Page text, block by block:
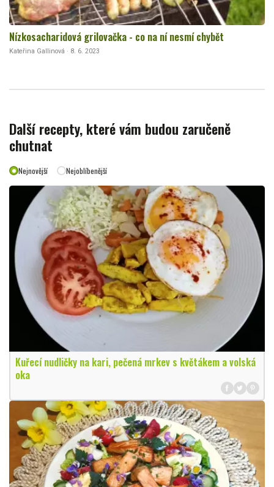
Nízkosacharidová grilovačka - co na ní nesmí chybět
Kateřina Gallinová · 8. 6. 2023
Další recepty, které vám budou zaručeně
chutnat
Nejnovější Nejoblíbenější
Kuřecí nudličky na kari, pečená mrkev s květákem a volská
oka